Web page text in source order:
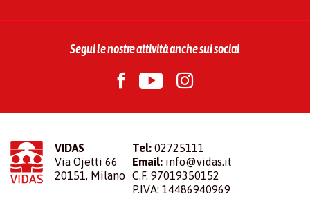
Segui le nostre attività anche sui social
VIDAS
Via Ojetti 66
20151, Milano
Tel: 02725111
Email: info@vidas.it
C.F. 97019350152
P.IVA: 14486940969